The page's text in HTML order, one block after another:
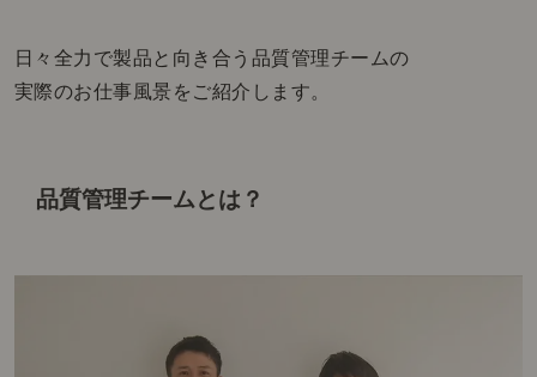
日々全力で製品と向き合う品質管理チームの
実際のお仕事風景をご紹介します。
品質管理チームとは？